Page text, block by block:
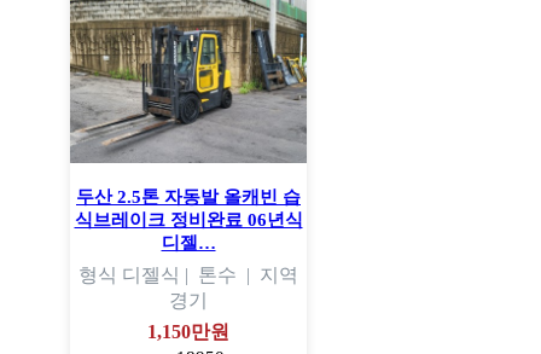
두산 2.5톤 자동발 올캐빈 습
식브레이크 정비완료 06년식
디젤…
형식 디젤식 | 톤수 | 지역
경기
1,150만원